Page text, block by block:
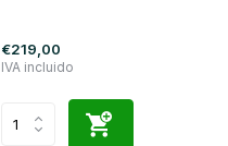
€219,00
IVA incluido